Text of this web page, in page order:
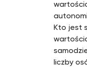
Kto jest
liczby